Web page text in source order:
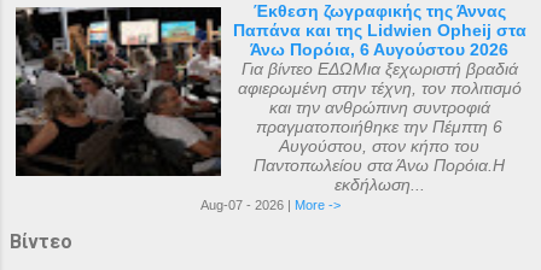
Έκθεση ζωγραφικής της Άννας
Παπάνα και της Lidwien Opheij στα
Άνω Πορόια, 6 Αυγούστου 2026
Για βίντεο ΕΔΩΜια ξεχωριστή βραδιά
αφιερωμένη στην τέχνη, τον πολιτισμό
και την ανθρώπινη συντροφιά
πραγματοποιήθηκε την Πέμπτη 6
Αυγούστου, στον κήπο του
Παντοπωλείου στα Άνω Πορόια.Η
εκδήλωση...
Aug-07 - 2026 | More ->
Βίντεο